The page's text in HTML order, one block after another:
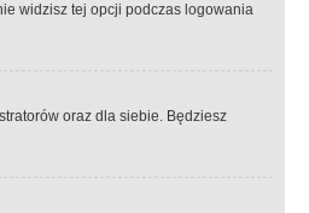
widzisz tej opcji podczas logowania
oraz dla siebie. Będziesz